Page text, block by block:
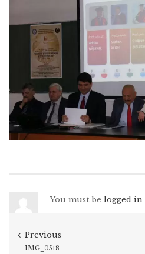
You must be logged in
Previous
IMG_0518